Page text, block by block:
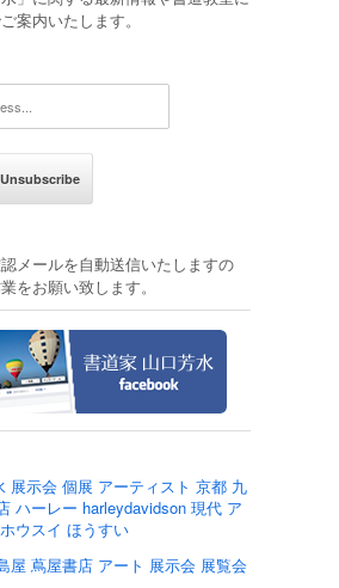
案内いたします。
メールを自動送信いたしますの
をお願い致します。
展示会 個展 アーティスト 京都 九
ハーレー harleydavidson 現代 ア
ウスイ ほうすい
屋 蔦屋書店 アート 展示会 展覧会